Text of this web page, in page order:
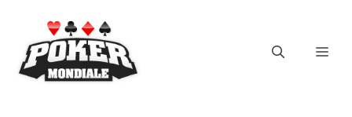
contenuto